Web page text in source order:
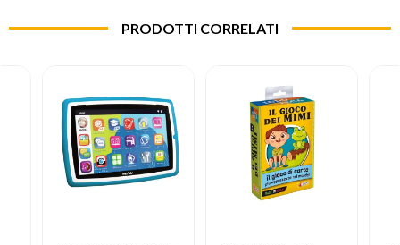
PRODOTTI CORRELATI